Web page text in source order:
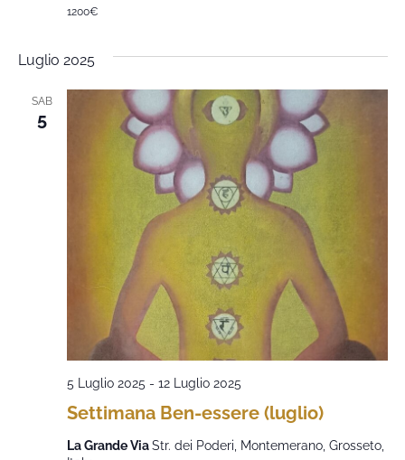
1200€
Luglio 2025
SAB
5
Settimana Ben-essere (luglio)
5 Luglio 2025 - 12 Luglio 2025
La Grande ViaStr. dei Poderi, Montemerano, Grosseto,